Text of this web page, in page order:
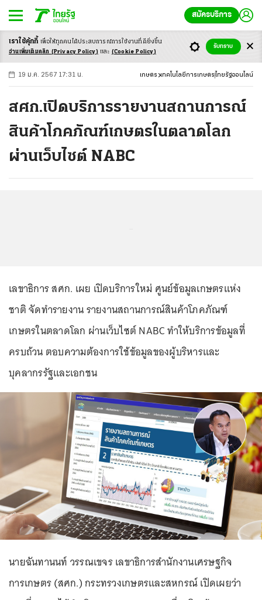
สมัครบริการ
-ก ก ก+
19 ม.ค. 2567 17:31 น. เกษตร เทคโนโลยีการเกษตร ไทยรัฐออนไลน์
สศก.เปิดบริการรายงานสถานการณ์
สินค้าโภคภัณฑ์เกษตรในตลาดโลก
ผ่านเว็บไซต์ NABC
เลขาธิการ สศก. เผย เปิดบริการใหม่ ศูนย์ข้อมูลเกษตรแห่ง
ชาติ จัดทำรายงาน รายงานสถานการณ์สินค้าโภคภัณฑ์
เกษตรในตลาดโลก ผ่านเว็บไซต์ NABC ทำให้บริการข้อมูลที่
ครบถ้วน ตอบความต้องการใช้ข้อมูลของผู้บริหารและ
บุคลากรรัฐและเอกชน
นายฉันทานนท์ วรรณเขจร เลขาธิการสำนักงานเศรษฐกิจ
การเกษตร (สศก.) กระทรวงเกษตรและสหกรณ์ เปิดเผยว่า
เราใช้คุ้กกี้ เพื่อให้ทุกคนได้ประสบการณ์การใช้งานที่ดียิ่งขึ้น
อ่านเพิ่มเติมคลิก (Privacy Policy) และ (Cookie Policy)
รับทราบ